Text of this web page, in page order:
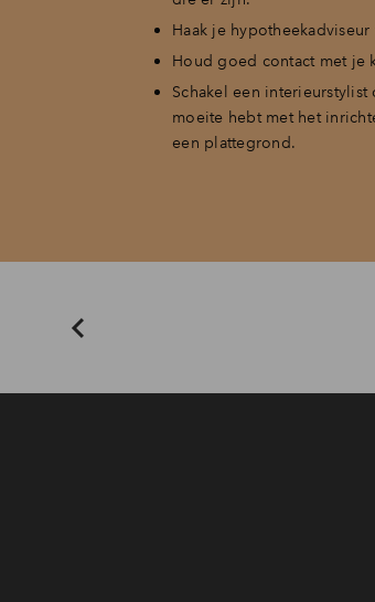
Haak je
Houd goed contact met je
Schakel een
moeite hebt met het
een plattegrond.